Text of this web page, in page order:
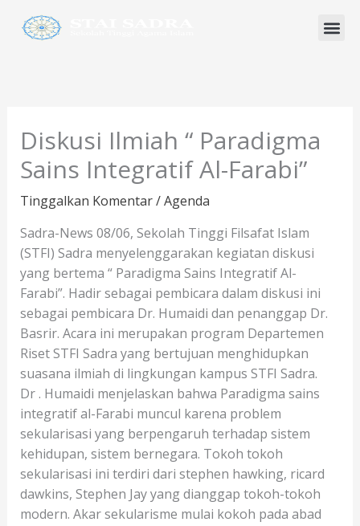
Diskusi Ilmiah “ Paradigma
Sains Integratif Al-Farabi”
Tinggalkan Komentar/Agenda
Sadra-News 08/06, Sekolah Tinggi Filsafat Islam
(STFI) Sadra menyelenggarakan kegiatan diskusi
yang bertema “ Paradigma Sains Integratif Al-
Farabi”. Hadir sebagai pembicara dalam diskusi ini
sebagai pembicara Dr. Humaidi dan penanggap Dr.
Basrir. Acara ini merupakan program Departemen
Riset STFI Sadra yang bertujuan menghidupkan
suasana ilmiah di lingkungan kampus STFI Sadra.
Dr . Humaidi menjelaskan bahwa Paradigma sains
integratif al-Farabi muncul karena problem
sekularisasi yang berpengaruh terhadap sistem
kehidupan, sistem bernegara. Tokoh tokoh
sekularisasi ini terdiri dari stephen hawking, ricard
dawkins, Stephen Jay yang dianggap tokoh-tokoh
modern. Akar sekularisme mulai kokoh pada abad